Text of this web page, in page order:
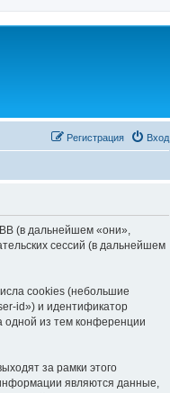
Вход
Регистрация
(в дальнейшем «они»,
сессий (в дальнейшем
cookies (небольшие
id») и идентификатор
одной из тем конференции
за рамки этого
являются данные,